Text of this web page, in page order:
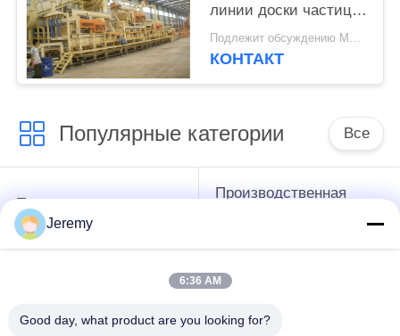
линии доски частицы
60000КБМ 2440 кс
1220 ММ
Подлежит обсуждению MOQ:1 комплект
КОНТАКТ
Популярные категории Все
Производственная
линия ОСБ
Производственная
Бумажные проекты
Jeremy
6:36 AM
Good day, what product are you looking for?